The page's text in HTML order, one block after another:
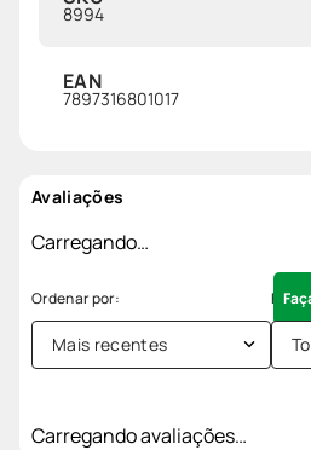
8994
EAN
7897316801017
Avaliações
Carregando…
Mais recentes
Carregando avaliações…